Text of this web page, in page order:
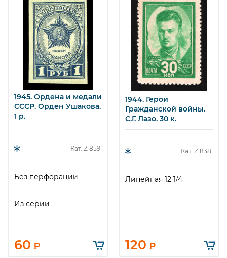
1945. Ордена и медали
СССР. Орден Ушакова.
1 р.
Кат. Z 859
Без перфорации
Из серии
60 ₽
1944. Герои
Гражданской войны.
С.Г. Лазо. 30 к.
Кат. Z 838
Линейная 12 1/4
120 ₽